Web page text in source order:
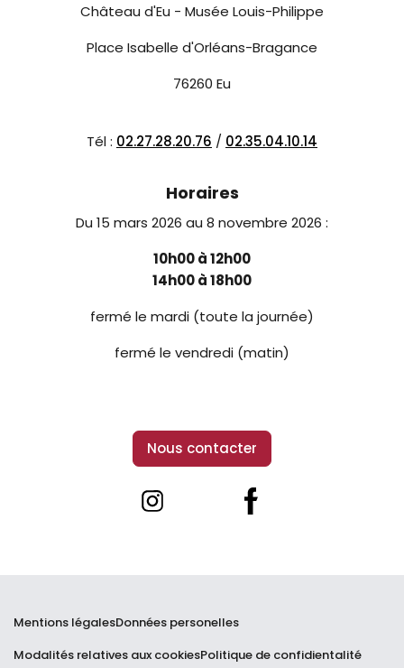
Château d'Eu - Musée Louis-Philippe
Place Isabelle d'Orléans-Bragance
76260 Eu
Tél : 02.27.28.20.76 / 02.35.04.10.14
Horaires
Du 15 mars 2026 au 8 novembre 2026 :
10h00 à 12h00
14h00 à 18h00
fermé le mardi (toute la journée)
fermé le vendredi (matin)
Nous contacter
@museelouisphilippeChâteau-Musée Louis
Mentions légalesDonnées personelles
Modalités relatives aux cookiesPolitique de confidientalité